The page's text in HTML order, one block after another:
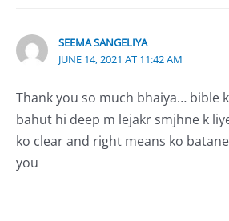
SEEMA SANGELIYA
JUNE 14, 2021 AT 11:42 AM
Thank you so much bhaiya… bible
bahut hi deep m lejakr smjhne k
ko clear and right means ko
you